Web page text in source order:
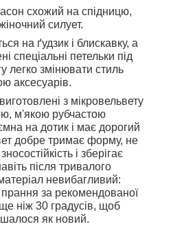
схожий на спідницю,
силует.
на ґудзик і блискавку, а
спеціальні петельки під
легко змінювати стиль
аксесуарів.
з мікровельвету
м'якою рубчастою
на дотик і має дорогий
добре тримає форму, не
і зберігає
після тривалого
невибагливий:
прання за рекомендованої
ніж 30 градусів, щоб
як новий.